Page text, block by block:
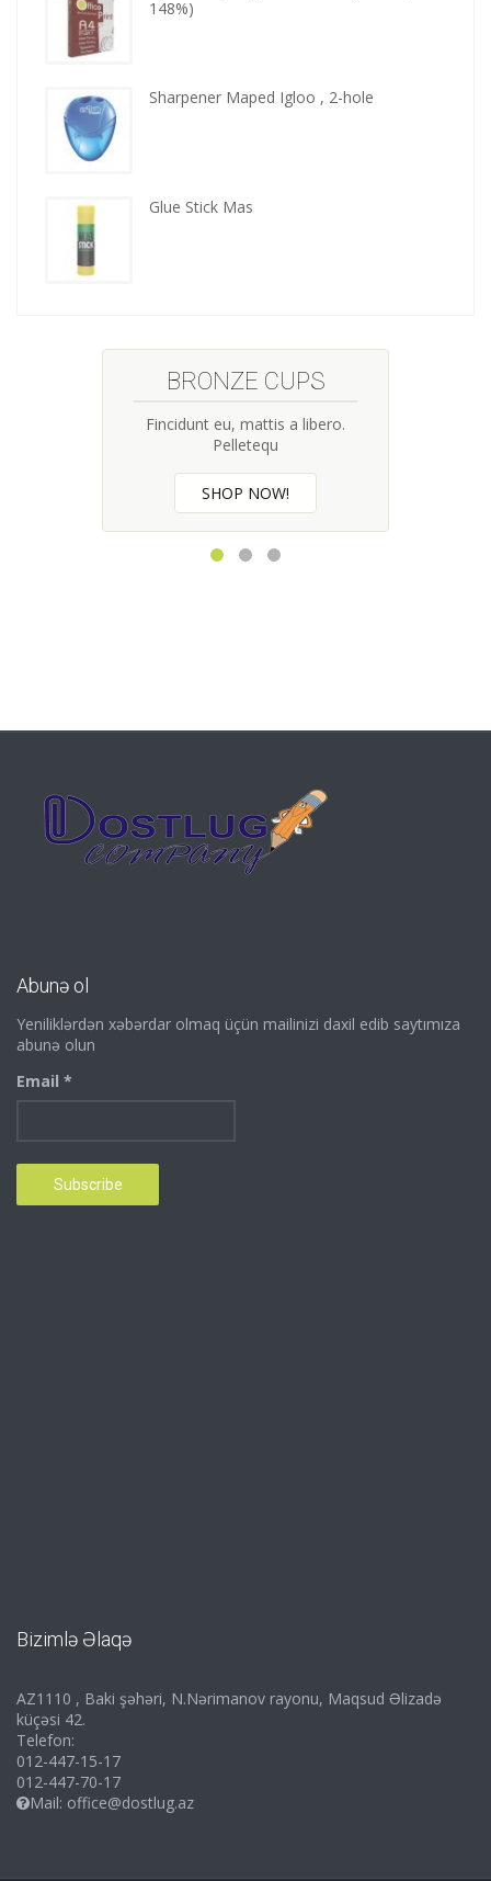
Wooden
kitchen
tools
148%)
Sharpener Maped Igloo , 2-hole
Glue Stick Mas
BRONZE CUPS
Fincidunt eu, mattis a libero.
Pelletequ
SHOP NOW!
Abunə ol
Yeniliklərdən xəbərdar olmaq üçün mailinizi daxil edib saytımıza
abunə olun
Email *
Bizimlə Əlaqə
AZ1110 , Baki şəhəri, N.Nərimanov rayonu, Maqsud Əlizadə
küçəsi 42.
Telefon:
012-447-15-17
012-447-70-17
Mail: office@dostlug.az